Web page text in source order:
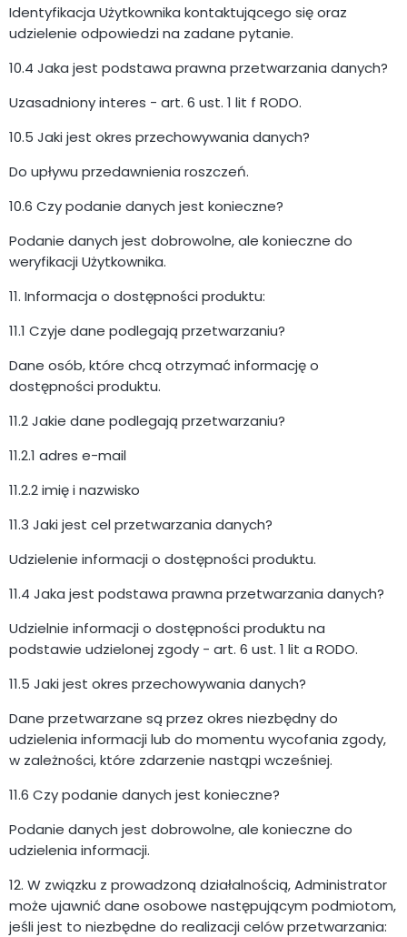
Identyfikacja Użytkownika kontaktującego się oraz
udzielenie odpowiedzi na zadane pytanie.
10.4 Jaka jest podstawa prawna przetwarzania danych?
Uzasadniony interes - art. 6 ust. 1 lit f RODO.
10.5 Jaki jest okres przechowywania danych?
Do upływu przedawnienia roszczeń.
10.6 Czy podanie danych jest konieczne?
Podanie danych jest dobrowolne, ale konieczne do
weryfikacji Użytkownika.
11. Informacja o dostępności produktu:
11.1 Czyje dane podlegają przetwarzaniu?
Dane osób, które chcą otrzymać informację o
dostępności produktu.
11.2 Jakie dane podlegają przetwarzaniu?
11.2.1 adres e-mail
11.2.2 imię i nazwisko
11.3 Jaki jest cel przetwarzania danych?
Udzielenie informacji o dostępności produktu.
11.4 Jaka jest podstawa prawna przetwarzania danych?
Udzielnie informacji o dostępności produktu na
podstawie udzielonej zgody - art. 6 ust. 1 lit a RODO.
11.5 Jaki jest okres przechowywania danych?
Dane przetwarzane są przez okres niezbędny do
udzielenia informacji lub do momentu wycofania zgody,
w zależności, które zdarzenie nastąpi wcześniej.
11.6 Czy podanie danych jest konieczne?
Podanie danych jest dobrowolne, ale konieczne do
udzielenia informacji.
12. W związku z prowadzoną działalnością, Administrator
może ujawnić dane osobowe następującym podmiotom,
jeśli jest to niezbędne do realizacji celów przetwarzania: